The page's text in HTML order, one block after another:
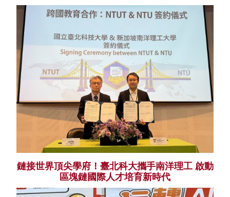
鏈接世界頂尖學府！臺北科大攜手南洋理工 啟動
區塊鏈國際人才培育新時代